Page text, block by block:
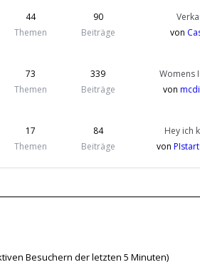
44
Themen
90
Beiträge
von
73
Themen
339
Beiträge
Womens
von
17
Themen
84
Beiträge
Hey ich
von
Besuchern der letzten 5 Minuten)